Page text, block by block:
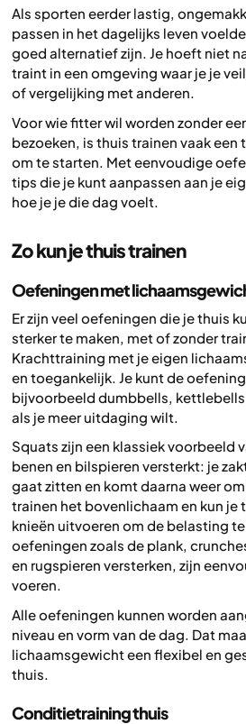
Als sporten eerder lastig,
passen in het dagelijks leven
goed alternatief zijn. Je hoeft niet
traint in een omgeving waar je je
of vergelijking met anderen.
Voor wie fitter wil worden zonder
bezoeken, is thuis trainen vaak
om te starten. Met eenvoudige
tips die je kunt aanpassen aan je
hoe je je die dag voelt.
Zo kun je thuis trainen
Oefeningen met
Er zijn veel oefeningen die je thuis
sterker te maken, met of zonder
Krachttraining met je eigen
en toegankelijk. Je kunt de
bijvoorbeeld dumbbells,
als je meer uitdaging wilt.
Squats zijn een klassiek voorbeeld
benen en bilspieren versterkt: je
gaat zitten en komt daarna weer
trainen het bovenlichaam en kun je
knieën uitvoeren om de belasting
oefeningen zoals de plank,
en rugspieren versterken, zijn
voeren.
Alle oefeningen kunnen worden
niveau en vorm van de dag. Dat
lichaamsgewicht een flexibel en
thuis.
Conditietraining thuis